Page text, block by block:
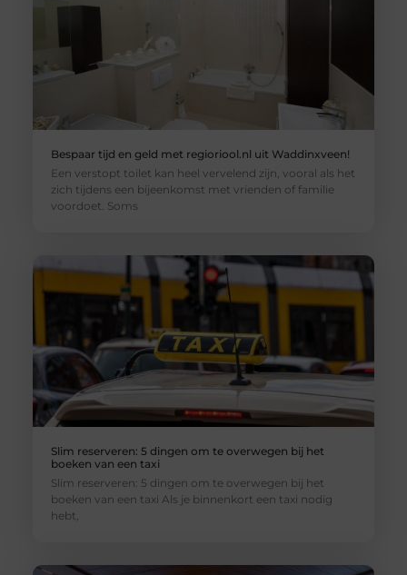
Bespaar tijd en geld met regioriool.nl uit Waddinxveen!
Een verstopt toilet kan heel vervelend zijn, vooral als het
zich tijdens een bijeenkomst met vrienden of familie
voordoet. Soms
Slim reserveren: 5 dingen om te overwegen bij het
boeken van een taxi
Slim reserveren: 5 dingen om te overwegen bij het
boeken van een taxi Als je binnenkort een taxi nodig
hebt,